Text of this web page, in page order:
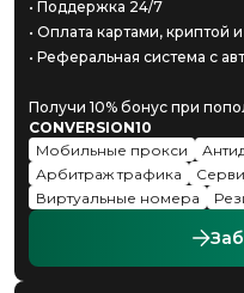
• Поддержка 24/7
• Оплата картами, криптой
• Реферальная система с
Получи 10% бонус при
CONVERSION10
Мобильные прокси
Арбитраж трафика
Виртуальные номера